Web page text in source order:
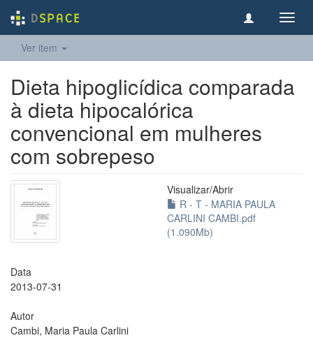
Ver item
Dieta hipoglicídica comparada
à dieta hipocalórica
convencional em mulheres
com sobrepeso
Visualizar/Abrir
R - T - MARIA PAULA
CARLINI CAMBI.pdf
(1.090Mb)
Data
2013-07-31
Autor
Cambi, Maria Paula Carlini